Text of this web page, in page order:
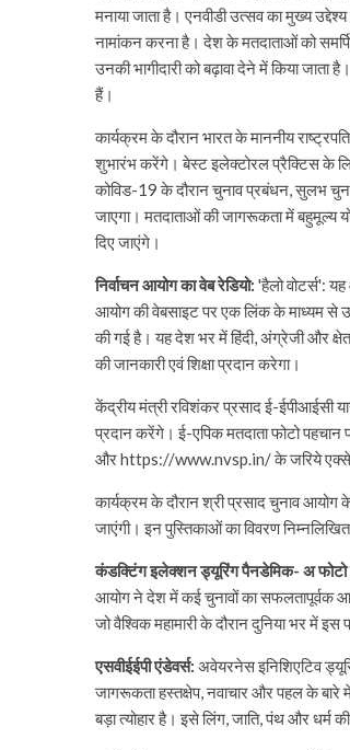
मनाया जाता है। एनवीडी उत्सव का मुख्य
नामांकन करना है। देश के मतदाताओं को
उनकी भागीदारी को बढ़ावा देने में किया
हैं।
कार्यक्रम के दौरान भारत के माननीय
शुभारंभ करेंगे। बेस्ट इलेक्टोरल प्रैक्टिस के लिए
कोविड-19 के दौरान चुनाव प्रबंधन, सुलभ
जाएगा। मतदाताओं की जागरूकता में बहुमूल्य
दिए जाएंगे।
निर्वाचन आयोग का वेब रेडियो: 'हैलो वोटर्स':
आयोग की वेबसाइट पर एक लिंक के माध्यम से
की गई है। यह देश भर में हिंदी, अंग्रेजी और
की जानकारी एवं शिक्षा प्रदान करेगा।
केंद्रीय मंत्री रविशंकर प्रसाद ई-ईपीआईसी
प्रदान करेंगे। ई-एपिक मतदाता फोटो
और https://www.nvsp.in/ के जरिये
कार्यक्रम के दौरान श्री प्रसाद चुनाव आयोग
जाएंगी। इन पुस्तिकाओं का विवरण
कंडक्टिंग इले‍क्शन ड्यूरिंग पैनडेमिक- अ फोटो
आयोग ने देश में कई चुनावों का सफलतापूर्वक
जो वैश्विक महामारी के दौरान दुनिया भर में
एसवीईईपी एंडेवर्स: अवेयरनेस इनिशिएटिव
जागरूकता हस्तक्षेप, नवाचार और पहल के बारे
बड़ा त्‍योहार है। इसे लिंग, जाति, पंथ और धर्म